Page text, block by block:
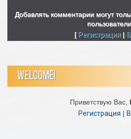
Добавлять комментарии могут
пользователи.
[ Регистрация|
WELCOME!
Приветствую Вас,
Регистрация |